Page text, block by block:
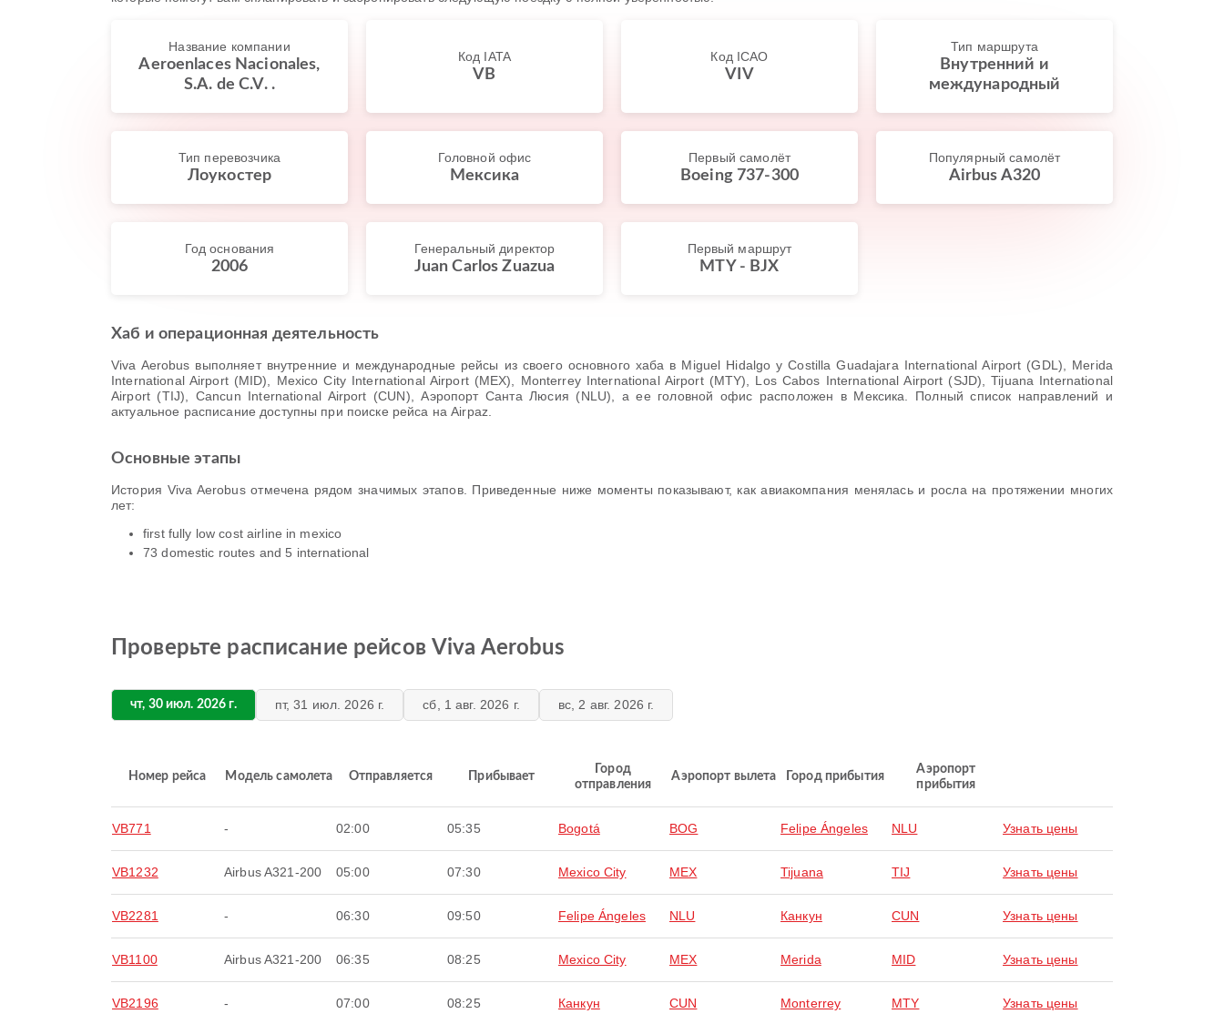
Название компании
Aeroenlaces Nacionales,
S.A. de C.V. .
Код IATA
VB
Код ICAO
VIV
Тип маршрута
Внутренний и
международный
Тип перевозчика
Лоукостер
Головной офис
Мексика
Первый самолёт
Boeing 737-300
Популярный самолёт
Airbus A320
Год основания
2006
Генеральный директор
Juan Carlos Zuazua
Первый маршрут
MTY - BJX
Хаб и операционная деятельность
Viva Aerobus выполняет внутренние и международные рейсы из своего основного хаба в Miguel Hidalgo y Costilla Guadajara International Airport (GDL), Merida
International Airport (MID), Mexico City International Airport (MEX), Monterrey International Airport (MTY), Los Cabos International Airport (SJD), Tijuana International
Airport (TIJ), Cancun International Airport (CUN), Аэропорт Санта Люсия (NLU), а ее головной офис расположен в Мексика. Полный список направлений и
актуальное расписание доступны при поиске рейса на Airpaz.
Основные этапы
История Viva Aerobus отмечена рядом значимых этапов. Приведенные ниже моменты показывают, как авиакомпания менялась и росла на протяжении многих
лет:
first fully low cost airline in mexico
73 domestic routes and 5 international
Проверьте расписание рейсов Viva Aerobus
чт, 30 июл. 2026 г. пт, 31 июл. 2026 г. сб, 1 авг. 2026 г. вс, 2 авг. 2026 г.
Номер рейса Модель самолета Отправляется Прибывает
Город
отправления
Аэропорт вылета Город прибытия
Аэропорт
прибытия
VB771 - 02:00 05:35 Bogotá BOG Felipe Ángeles NLU Узнать цены
VB1232 Airbus A321-200 05:00 07:30 Mexico City MEX Tijuana TIJ Узнать цены
VB2281 - 06:30 09:50 Felipe Ángeles NLU Канкун CUN Узнать цены
VB1100 Airbus A321-200 06:35 08:25 Mexico City MEX Merida MID Узнать цены
VB2196 - 07:00 08:25 Канкун CUN Monterrey MTY Узнать цены